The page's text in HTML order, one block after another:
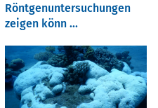
Röntgenuntersuchungen
zeigen könn ...